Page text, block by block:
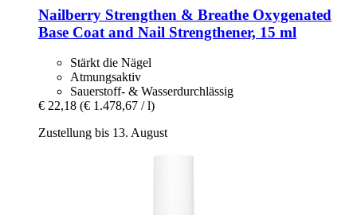
Nailberry Strengthen & Breathe Oxygenated
Base Coat and Nail Strengthener, 15 ml
Stärkt die Nägel
Atmungsaktiv
Sauerstoff- & Wasserdurchlässig
€ 22,18 (€ 1.478,67 / l)
Zustellung bis 13. August